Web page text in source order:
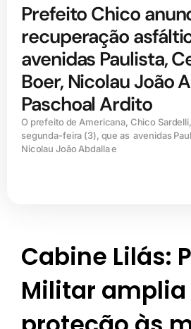
Prefeito Chico
recuperação
avenidas Paulista,
Boer, Nicolau João
Paschoal Ardito
O prefeito de Americana, Chico
segunda-feira (3), que as avenidas
Nicolau João Abdalla e
Cabine Lilás:
Militar amplia